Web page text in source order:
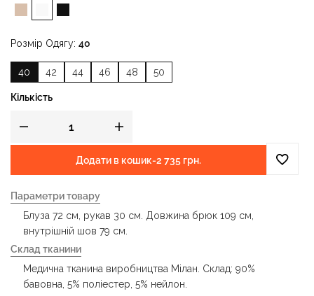
Розмір Одягу 40
40 42 44 46 48 50
Кількість
Додати в кошик-2 735 грн.
Параметри товару
Блуза 72 см, рукав 30 см. Довжина брюк 109 см,
внутрішній шов 79 см.
Склад тканини
Медична тканина виробництва Мілан. Склад: 90%
бавовна, 5% поліестер, 5% нейлон.